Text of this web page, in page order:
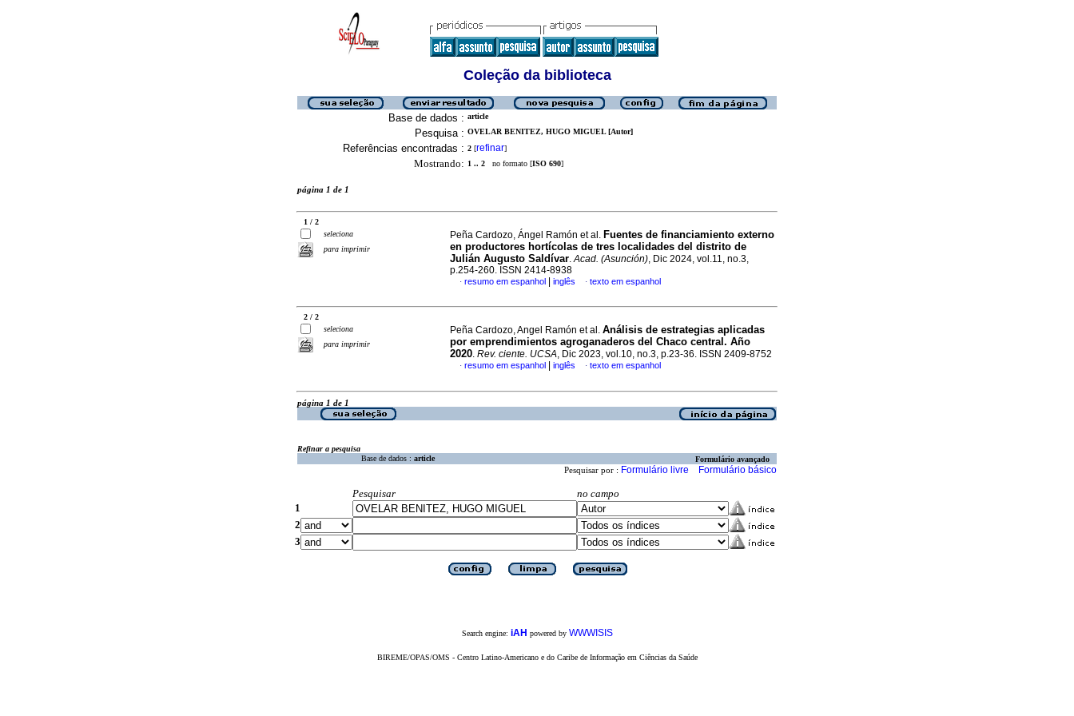
Coleção da biblioteca
Base de dados : article
Pesquisa : OVELAR BENITEZ, HUGO MIGUEL [Autor]
Referências encontradas : 2 [refinar]
Mostrando: 1 .. 2 no formato [ISO 690]
página 1 de 1
1 / 2
seleciona
para imprimir
Peña Cardozo, Ángel Ramón et al. Fuentes de financiamiento externo
en productores hortícolas de tres localidades del distrito de
Julián Augusto Saldívar.Acad. (Asunción), Dic 2024, vol.11, no.3,
p.254-260. ISSN 2414-8938
· resumo em espanhol inglês · texto em espanhol
2 / 2
seleciona
para imprimir
Peña Cardozo, Angel Ramón et al. Análisis de estrategias aplicadas
por emprendimientos agroganaderos del Chaco central. Año
2020. Rev. ciente. UCSA, Dic 2023, vol.10, no.3, p.23-36. ISSN 2409-8752
· resumo em espanhol inglês · texto em espanhol
página 1 de 1
Refinar a pesquisa
Base de dados : article Formulário avançado
Pesquisar por : Formulário livre Formulário básico
Pesquisar
no campo
1
2
3
Search engine: iAH powered by WWWISIS
BIREME/OPAS/OMS - Centro Latino-Americano e do Caribe de Informação em Ciências da Saúde